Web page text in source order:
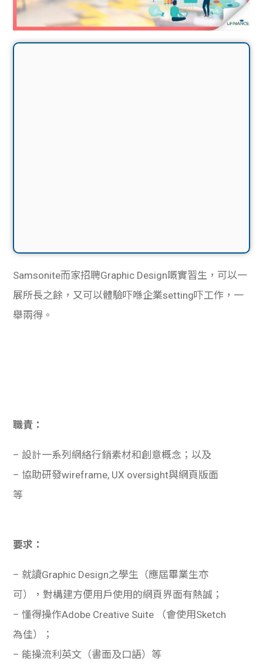
Samsonite而家招聘Graphic Design嘅實習生，可以一
展所長之餘，又可以體驗吓喺企業setting吓工作，一
舉兩得。
職責：
– 設計一系列網絡行銷素材和創意概念；以及
– 協助研發wireframe, UX oversight與網頁版面
等
要求：
– 就讀Graphic Design之學生（應屆畢業生亦
可），對構建方便用戶使用的網頁界面有熱誠；
– 懂得操作Adobe Creative Suite （會使用Sketch
為佳）；
– 能操流利英文（書面及口語）等